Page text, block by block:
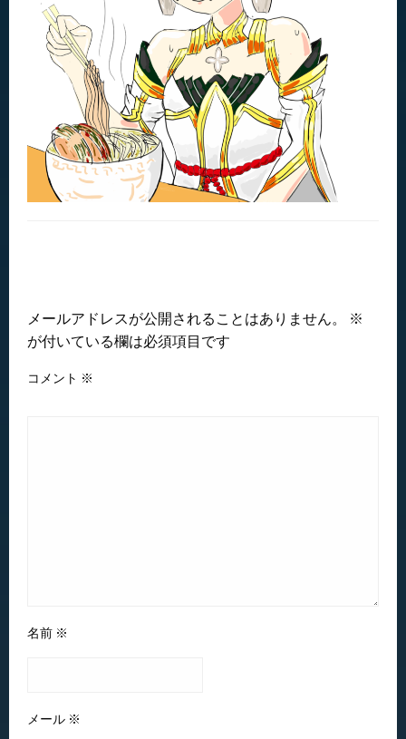
メールアドレスが公開されることはありません。
※
が付いている欄は必須項目です
コメント ※
名前 ※
メール ※